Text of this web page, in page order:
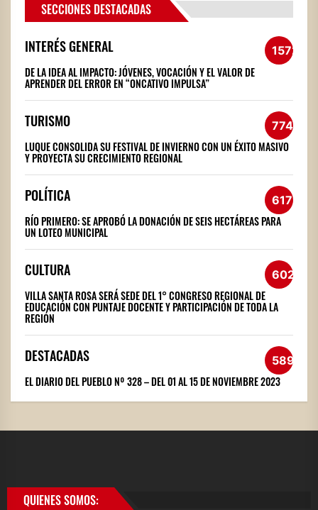
SECCIONES DESTACADAS
INTERÉS GENERAL 1572
DE LA IDEA AL IMPACTO: JÓVENES, VOCACIÓN Y EL VALOR DE
APRENDER DEL ERROR EN “ONCATIVO IMPULSA”
TURISMO 774
LUQUE CONSOLIDA SU FESTIVAL DE INVIERNO CON UN ÉXITO MASIVO
Y PROYECTA SU CRECIMIENTO REGIONAL
POLÍTICA 617
RÍO PRIMERO: SE APROBÓ LA DONACIÓN DE SEIS HECTÁREAS PARA
UN LOTEO MUNICIPAL
CULTURA 602
VILLA SANTA ROSA SERÁ SEDE DEL 1° CONGRESO REGIONAL DE
EDUCACIÓN CON PUNTAJE DOCENTE Y PARTICIPACIÓN DE TODA LA
REGIÓN
DESTACADAS 589
EL DIARIO DEL PUEBLO Nº 328 – DEL 01 AL 15 DE NOVIEMBRE 2023
QUIENES SOMOS: